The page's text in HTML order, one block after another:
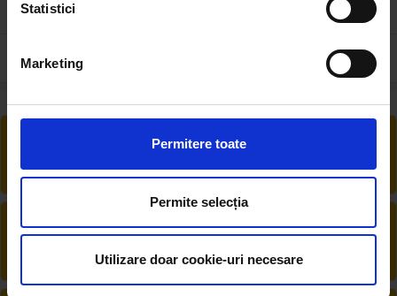
Statistici
Marketing
Permitere toate
Permite selecția
Utilizare doar cookie-uri necesare
13.05 RON
Ai posibilitate de retur în 30 zile, comandă
produsele de care ai nevoie fără griji
La livrare, verifici produsele împreună cu
șoferul înainte de a face plata